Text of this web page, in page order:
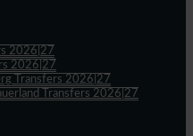
2026|27
2026|27
Transfers 2026|27
Transfers 2026|27